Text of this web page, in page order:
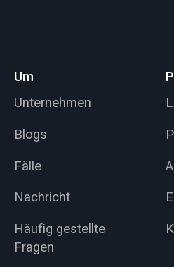
Um
Unternehmen
Blogs
Fälle
Nachricht
Häufig gestellte
Fragen